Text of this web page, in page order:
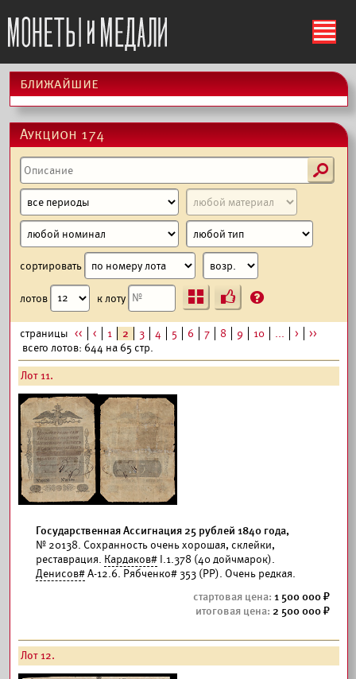
ś
ближайшие
Аукцион 174
s
сортировать
лотов к лоту Ъ ?
страницы << < 1 2 3 4 5 6 7 8 9 10 ... >
>>
всего лотов: 644 на 65 стр.
Лот 11.
Государственная Ассигнация 25 рублей 1840 года,
№ 20138. Сохранность очень хорошая, склейки,
реставрация. Кардаков# I.1.378 (40 дойчмарок).
Денисов#А-12.6. Рябченко# 353 (РР). Очень редкая.
1 500 000
2 500 000
Лот 12.